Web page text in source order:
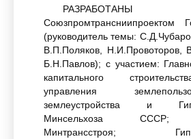
РАЗРАБОТАНЫ
Союзпромтрансниипроектом
(руководитель темы:
В.П.Поляков, Н.И.Провоторов,
Б.Н.Павлов); с участием:
капитального
управления
землеустройства и
Минсельхоза СССР;
Минтрансстроя;